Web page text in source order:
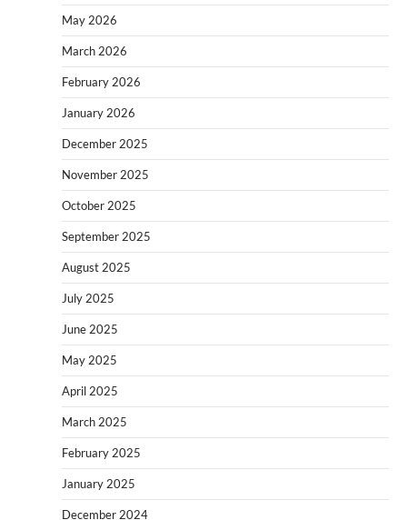
May 2026
March 2026
February 2026
January 2026
December 2025
November 2025
October 2025
September 2025
August 2025
July 2025
June 2025
May 2025
April 2025
March 2025
February 2025
January 2025
December 2024